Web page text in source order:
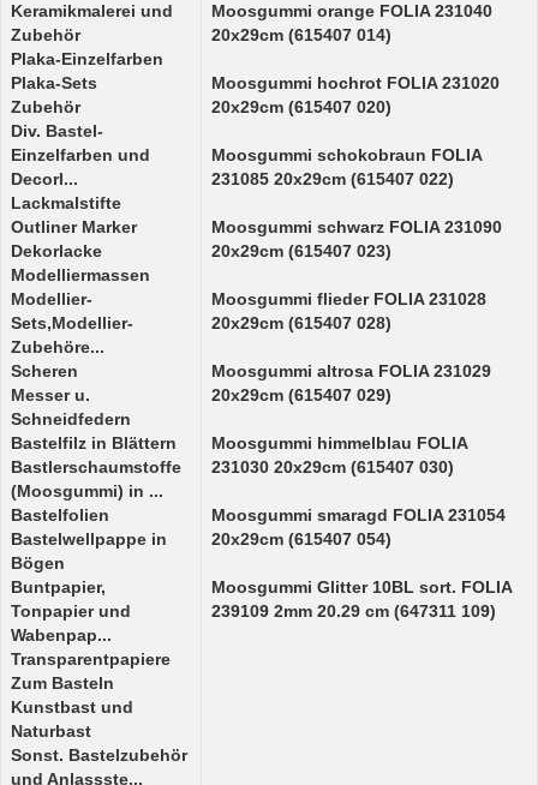
Keramikmalerei und
Zubehör
Plaka-Einzelfarben
Plaka-Sets
Zubehör
Div. Bastel-
Einzelfarben und
Decorl...
Lackmalstifte
Outliner Marker
Dekorlacke
Modelliermassen
Modellier-
Sets,Modellier-
Zubehöre...
Scheren
Messer u.
Schneidfedern
Bastelfilz in Blättern
Bastlerschaumstoffe
(Moosgummi) in ...
Bastelfolien
Bastelwellpappe in
Bögen
Buntpapier,
Tonpapier und
Wabenpap...
Transparentpapiere
Zum Basteln
Kunstbast und
Naturbast
Sonst. Bastelzubehör
und Anlassste...
Moosgummi orange FOLIA 231040
20x29cm (615407 014)
Moosgummi hochrot FOLIA 231020
20x29cm (615407 020)
Moosgummi schokobraun FOLIA
231085 20x29cm (615407 022)
Moosgummi schwarz FOLIA 231090
20x29cm (615407 023)
Moosgummi flieder FOLIA 231028
20x29cm (615407 028)
Moosgummi altrosa FOLIA 231029
20x29cm (615407 029)
Moosgummi himmelblau FOLIA
231030 20x29cm (615407 030)
Moosgummi smaragd FOLIA 231054
20x29cm (615407 054)
Moosgummi Glitter 10BL sort. FOLIA
239109 2mm 20.29 cm (647311 109)